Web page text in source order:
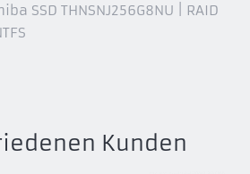
SSD THNSNJ256G8NU | RAID
Kunden